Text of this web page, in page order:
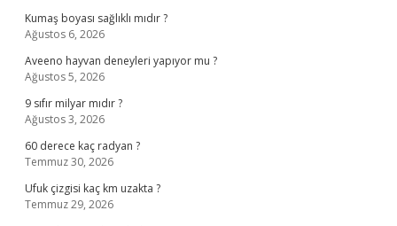
Kumaş boyası sağlıklı mıdır ?
Ağustos 6, 2026
Aveeno hayvan deneyleri yapıyor mu ?
Ağustos 5, 2026
9 sıfır milyar mıdır ?
Ağustos 3, 2026
60 derece kaç radyan ?
Temmuz 30, 2026
Ufuk çizgisi kaç km uzakta ?
Temmuz 29, 2026